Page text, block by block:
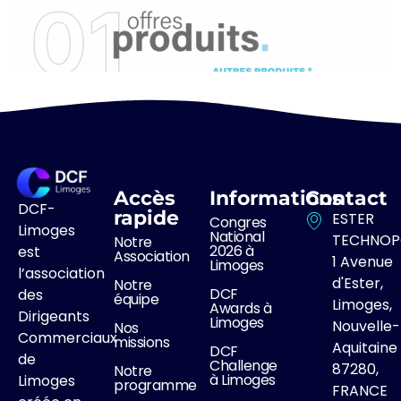
DCF-
Limoges
est
l’association
des
Dirigeants
Commerciaux
de
Limoges
Accès
rapide
Notre
Association
Notre
équipe
Nos
missions
Notre
programme
Informations
Congres
National
2026 à
Limoges
DCF
Awards à
Limoges
DCF
Challenge
à Limoges
Contact
ESTER
1 Avenue
d'Ester,
Limoges,
Nouvelle-
Aquitaine
87280,
FRANCE